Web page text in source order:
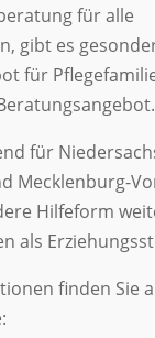
für alle
gibt es
für
für
Mecklenburg-
Hilfeform
als
finden Sie